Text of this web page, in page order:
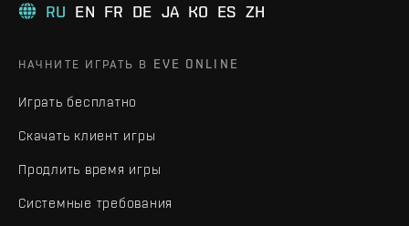
RU EN FR DE JA KO ES ZH
НАЧНИТЕ ИГРАТЬ В EVE ONLINE
Играть бесплатно
Скачать клиент игры
Продлить время игры
Системные требования